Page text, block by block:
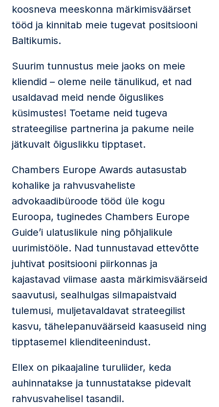
koosneva meeskonna märkimisväärset
tööd ja kinnitab meie tugevat positsiooni
Baltikumis.
Suurim tunnustus meie jaoks on meie
kliendid – oleme neile tänulikud, et nad
usaldavad meid nende õiguslikes
küsimustes! Toetame neid tugeva
strateegilise partnerina ja pakume neile
jätkuvalt õiguslikku tipptaset.
Chambers Europe Awards autasustab
kohalike ja rahvusvaheliste
advokaadibüroode tööd üle kogu
Euroopa, tuginedes Chambers Europe
Guide’i ulatuslikule ning põhjalikule
uurimistööle. Nad tunnustavad ettevõtte
juhtivat positsiooni piirkonnas ja
kajastavad viimase aasta märkimisväärseid
saavutusi, sealhulgas silmapaistvaid
tulemusi, muljetavaldavat strateegilist
kasvu, tähelepanuväärseid kaasuseid ning
tipptasemel klienditeenindust.
Ellex on pikaajaline turuliider, keda
auhinnatakse ja tunnustatakse pidevalt
rahvusvahelisel tasandil.